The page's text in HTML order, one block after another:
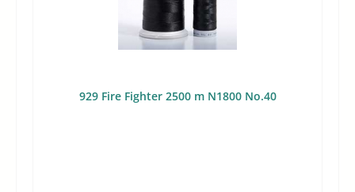
929 Fire Fighter 2500 m N1800 No.40